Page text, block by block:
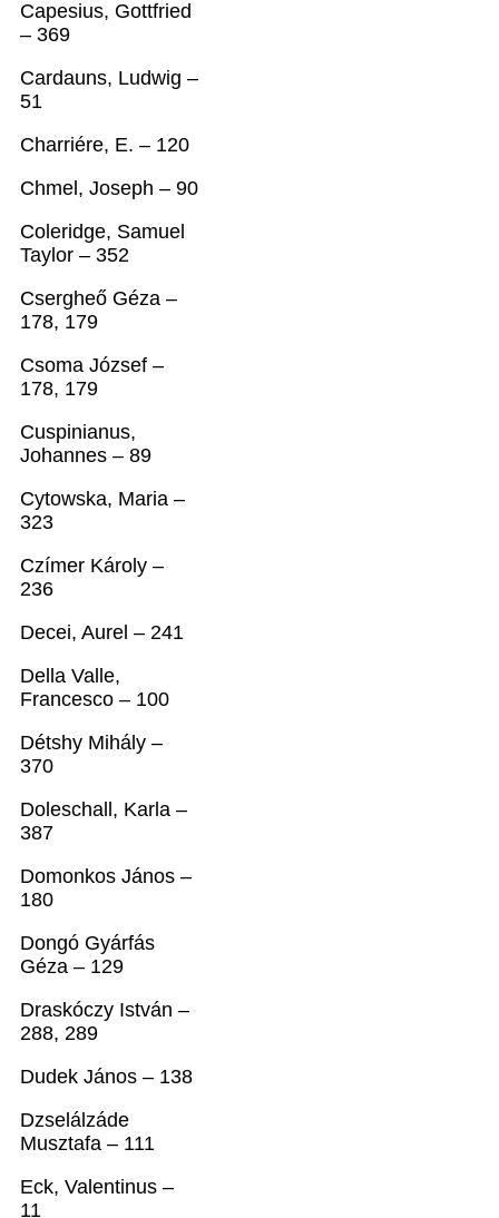
Capesius, Gottfried
– 369
Cardauns, Ludwig –
51
Charriére, E. – 120
Chmel, Joseph – 90
Coleridge, Samuel
Taylor – 352
Csergheő Géza –
178, 179
Csoma József –
178, 179
Cuspinianus,
Johannes – 89
Cytowska, Maria –
323
Czímer Károly –
236
Decei, Aurel – 241
Della Valle,
Francesco – 100
Détshy Mihály –
370
Doleschall, Karla –
387
Domonkos János –
180
Dongó Gyárfás
Géza – 129
Draskóczy István –
288, 289
Dudek János – 138
Dzselálzáde
Musztafa – 111
Eck, Valentinus –
11